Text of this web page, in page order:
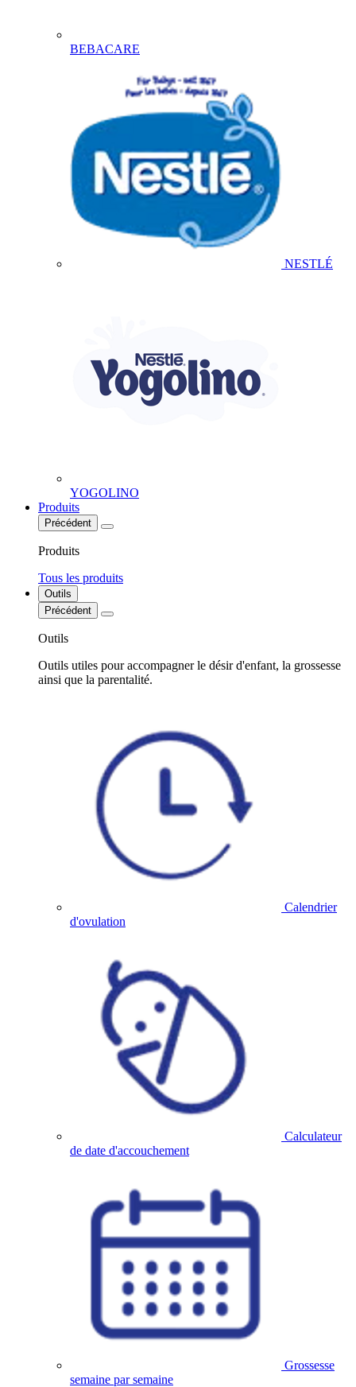
BEBACARE
NESTLÉ
YOGOLINO
Produits
Précédent
Produits
Tous les produits
Outils
Précédent
Outils
Outils utiles pour accompagner le désir d'enfant, la grossesse
ainsi que la parentalité.
Calendrier
d'ovulation
Calculateur
de date d'accouchement
Grossesse
semaine par semaine